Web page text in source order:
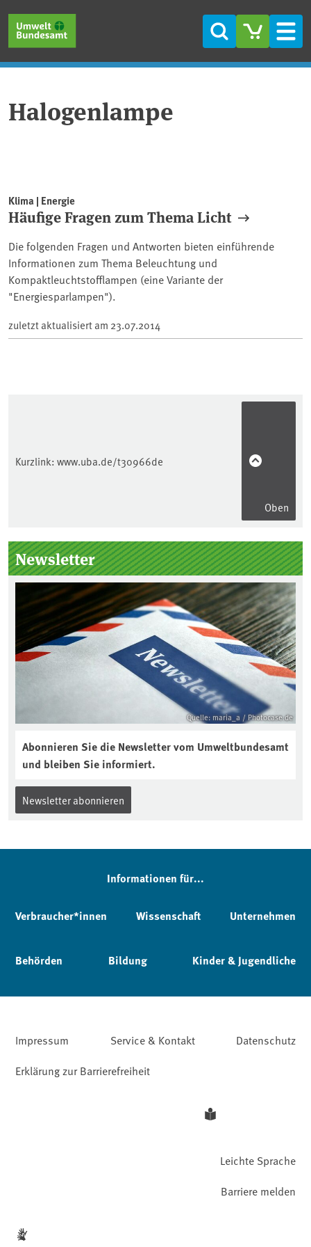
Suche
Halogenlampe
Klima | Energie
Häufige Fragen zum Thema Licht
Die folgenden Fragen und Antworten bieten einführende
Informationen zum Thema Beleuchtung und
Kompaktleuchtstofflampen (eine Variante der
"Energiesparlampen").
zuletzt aktualisiert am 23.07.2014
Kurzlink: www.uba.de/t30966de
Oben
Seitenleiste
Newsletter
Quelle: maria_a / Photocase.de
Abonnieren Sie die Newsletter vom Umweltbundesamt
und bleiben Sie informiert.
Newsletter abonnieren
Informationen für...
Verbraucher*innen Wissenschaft Unternehmen
Behörden Bildung Kinder & Jugendliche
Impressum Service & Kontakt
Datenschutz
Erklärung zur Barrierefreiheit
Leichte Sprache
Barriere melden